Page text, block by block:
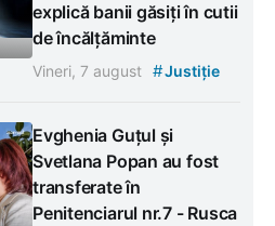
explică banii găsiți în cutii
de încălțăminte
Vineri, 7 august #Justiție
Evghenia Guțul și
Svetlana Popan au fost
transferate în
Penitenciarul nr.7 - Rusca